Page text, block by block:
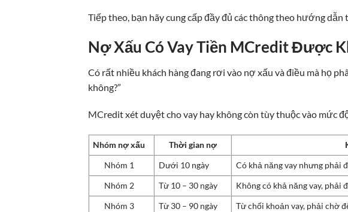
Tiếp theo, bạn hãy cung cấp đầy đủ các thông theo hướng
Nợ Xấu Có Vay Tiền MCredit Được
Có rất nhiều khách hàng đang rơi vào nợ xấu và điều mà họ
không?”
MCredit xét duyệt cho vay hay không còn tùy thuộc vào mức
Nhóm nợ xấu Thời gian nợ
Nhóm 1
Dưới 10 ngày
Có khả năng vay nhưng phải
Nhóm 2
Từ 10 – 30 ngày
Không có khả năng vay, phải
Nhóm 3
Từ 30 – 90 ngày
Từ chối khoản vay, phải chờ